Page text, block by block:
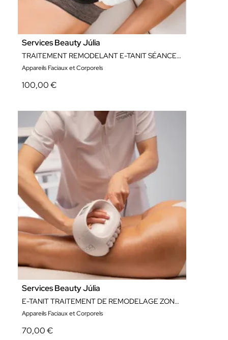
Services Beauty Júlia
TRAITEMENT REMODELANT E-TANIT SÉANCE COMPLÈTE
Appareils Faciaux et Corporels
100,00 €
Services Beauty Júlia
E-TANIT TRAITEMENT DE REMODELAGE ZONE LOCALISÉE
Appareils Faciaux et Corporels
70,00 €